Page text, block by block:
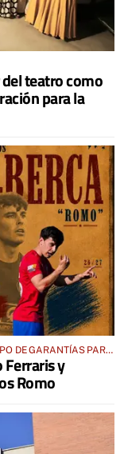
teatro como
para la
DE GARANTÍAS PARA
Ferraris y
Romo